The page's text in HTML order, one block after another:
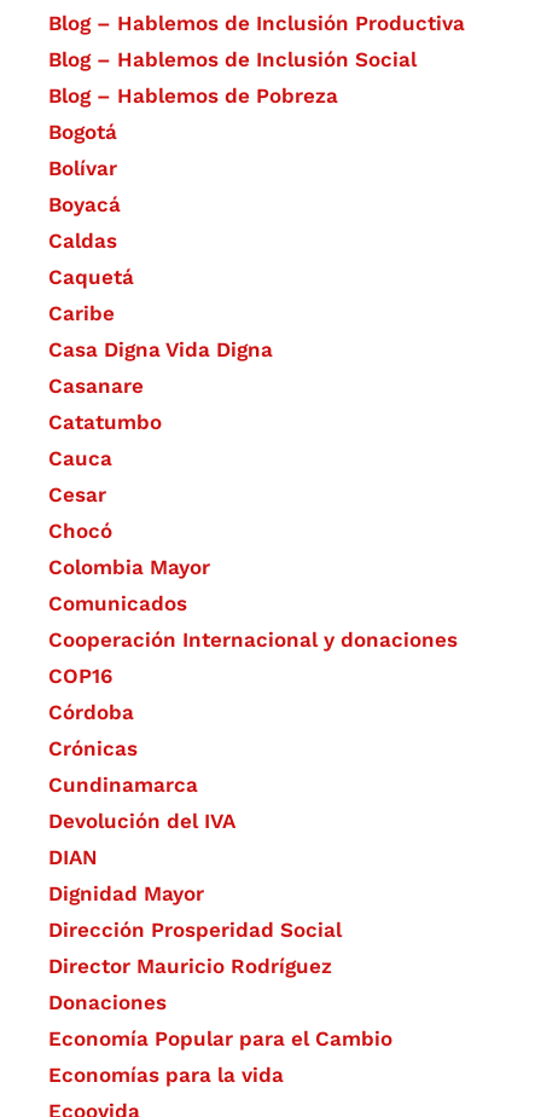
Blog – Hablemos de Inclusión Productiva
Blog – Hablemos de Inclusión Social
Blog – Hablemos de Pobreza
Bogotá
Bolívar
Boyacá
Caldas
Caquetá
Caribe
Casa Digna Vida Digna
Casanare
Catatumbo
Cauca
Cesar
Chocó
Colombia Mayor
Comunicados
Cooperación Internacional y donaciones
COP16
Córdoba
Crónicas
Cundinamarca
Devolución del IVA
DIAN
Dignidad Mayor
Dirección Prosperidad Social
Director Mauricio Rodríguez
Donaciones
Economía Popular para el Cambio
Economías para la vida
Ecoovida